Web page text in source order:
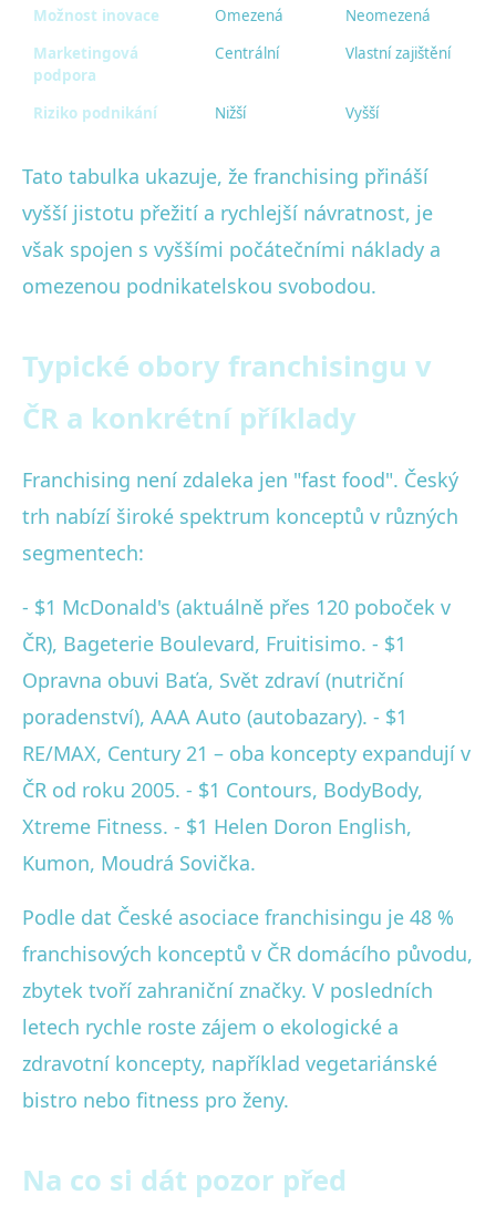
Možnost inovace
Omezená
Neomezená
Marketingová
podpora
Centrální Vlastní zajištění
Riziko podnikání Nižší Vyšší
Tato tabulka ukazuje, že franchising přináší
vyšší jistotu přežití a rychlejší návratnost, je
však spojen s vyššími počátečními náklady a
omezenou podnikatelskou svobodou.
Typické obory franchisingu v
ČR a konkrétní příklady
Franchising není zdaleka jen "fast food". Český
trh nabízí široké spektrum konceptů v různých
segmentech:
- $1 McDonald's (aktuálně přes 120 poboček v
ČR), Bageterie Boulevard, Fruitisimo. - $1
Opravna obuvi Baťa, Svět zdraví (nutriční
poradenství), AAA Auto (autobazary). - $1
RE/MAX, Century 21 – oba koncepty expandují v
ČR od roku 2005. - $1 Contours, BodyBody,
Xtreme Fitness. - $1 Helen Doron English,
Kumon, Moudrá Sovička.
Podle dat České asociace franchisingu je 48 %
franchisových konceptů v ČR domácího původu,
zbytek tvoří zahraniční značky. V posledních
letech rychle roste zájem o ekologické a
zdravotní koncepty, například vegetariánské
bistro nebo fitness pro ženy.
Na co si dát pozor před